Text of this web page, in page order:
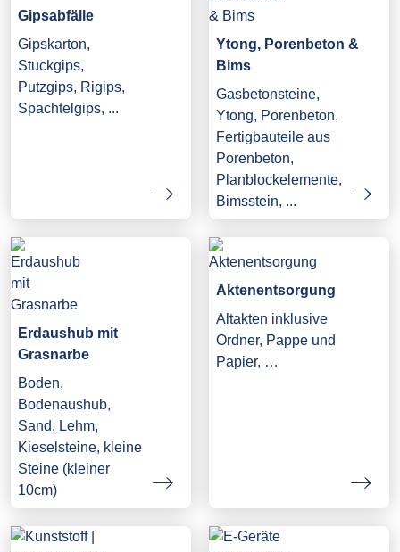
Gipsabfälle
Gipskarton,
Stuckgips,
Putzgips, Rigips,
Spachtelgips, ...
Ytong, Porenbeton &
Bims
Gasbetonsteine,
Ytong, Porenbeton,
Fertigbauteile aus
Porenbeton,
Planblockelemente,
Bimsstein, ...
Erdaushub mit
Grasnarbe
Boden,
Bodenaushub,
Sand, Lehm,
Kieselsteine, kleine
Steine (kleiner
10cm)
Aktenentsorgung
Altakten inklusive
Ordner, Pappe und
Papier, …